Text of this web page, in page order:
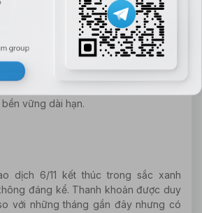
liên tiếp chỉ số tăng điểm và cũng là
chỉ số "bình yên" trên ngưỡng nghìn
mong đợi. Phải nói thêm rằng, với đa
thị trường chứng khoán thì ngưỡng
nghĩa quan trọng, nhiều người chỉ chờ
vững dài hạn.
dịch 6/11 kết thúc trong sắc xanh
đáng kể. Thanh khoản được duy
với những tháng gần đây nhưng có